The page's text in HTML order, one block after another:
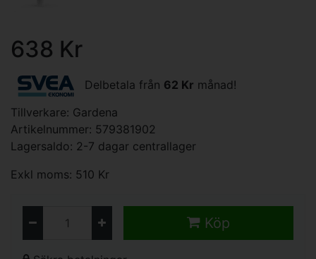
638 Kr
Delbetala från 62 Kr månad!
Tillverkare: Gardena
Artikelnummer: 579381902
Lagersaldo: 2-7 dagar centrallager
Exkl moms: 510 Kr
Köp